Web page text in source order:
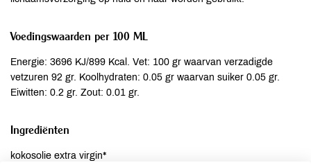
Voedingswaarden per 100 ML
Energie: 3696 KJ/899 Kcal. Vet: 100 gr waarvan verzadigde
vetzuren 92 gr. Koolhydraten: 0.05 gr waarvan suiker 0.05 gr.
Eiwitten: 0.2 gr. Zout: 0.01 gr.
Ingrediënten
kokosolie extra virgin*